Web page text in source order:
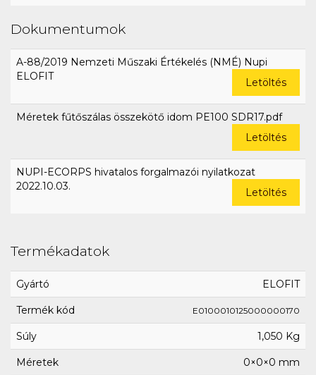
Dokumentumok
A-88/2019 Nemzeti Műszaki Értékelés (NMÉ) Nupi
ELOFIT
Letöltés
Méretek fűtőszálas összekötő idom PE100 SDR17.pdf
Letöltés
NUPI-ECORPS hivatalos forgalmazói nyilatkozat
2022.10.03.
Letöltés
Termékadatok
Gyártó ELOFIT
Termék kód E0100010125000000170
Súly 1,050 Kg
Méretek 0×0×0 mm